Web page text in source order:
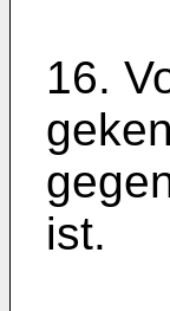
16.
ist.